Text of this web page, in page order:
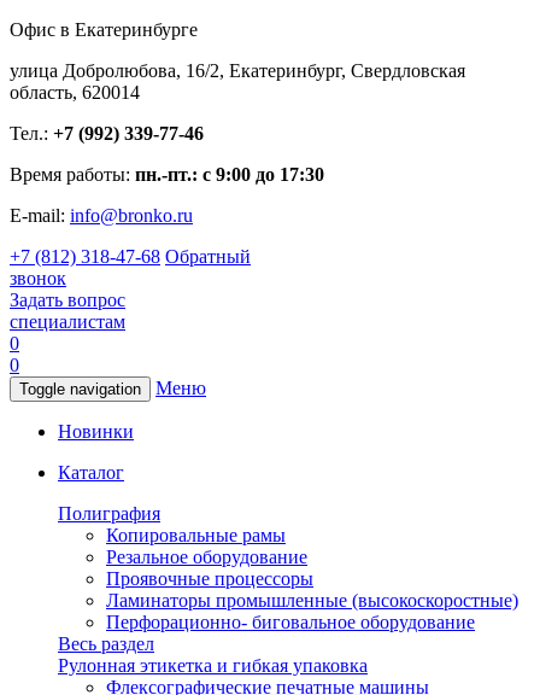
Офис в Екатеринбурге
улица Добролюбова, 16/2, Екатеринбург, Свердловская
область, 620014
Тел.: +7 (992) 339-77-46
Время работы: пн.-пт.: с 9:00 до 17:30
E-mail: info@bronko.ru
+7 (812) 318-47-68 Обратный
звонок
Задать вопрос
специалистам
0
0
Toggle navigation Меню
Новинки
Каталог
Полиграфия
Копировальные рамы
Резальное оборудование
Проявочные процессоры
Ламинаторы промышленные (высокоскоростные)
Перфорационно- биговальное оборудование
Весь раздел
Рулонная этикетка и гибкая упаковка
Флексографические печатные машины